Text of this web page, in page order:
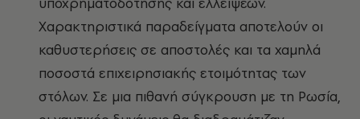
Χαρακτηριστικά παραδείγματα αποτελούν οι
καθυστερήσεις σε αποστολές και τα χαμηλά
ποσοστά επιχειρησιακής ετοιμότητας των
στόλων. Σε μια πιθανή σύγκρουση με τη Ρωσία,